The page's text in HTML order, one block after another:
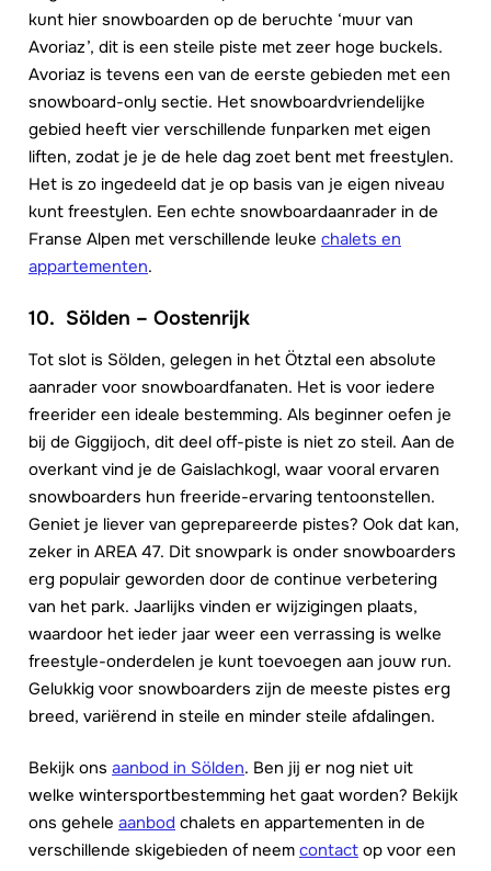
kunt hier snowboarden op de beruchte ‘muur van
Avoriaz’, dit is een steile piste met zeer hoge buckels.
Avoriaz is tevens een van de eerste gebieden met een
snowboard-only sectie. Het snowboardvriendelijke
gebied heeft vier verschillende funparken met eigen
liften, zodat je je de hele dag zoet bent met freestylen.
Het is zo ingedeeld dat je op basis van je eigen niveau
kunt freestylen. Een echte snowboardaanrader in de
Franse Alpen met verschillende leuke chalets en
appartementen.
10. Sölden – Oostenrijk
Tot slot is Sölden, gelegen in het Ötztal een absolute
aanrader voor snowboardfanaten. Het is voor iedere
freerider een ideale bestemming. Als beginner oefen je
bij de Giggijoch, dit deel off-piste is niet zo steil. Aan de
overkant vind je de Gaislachkogl, waar vooral ervaren
snowboarders hun freeride-ervaring tentoonstellen.
Geniet je liever van geprepareerde pistes? Ook dat kan,
zeker in AREA 47. Dit snowpark is onder snowboarders
erg populair geworden door de continue verbetering
van het park. Jaarlijks vinden er wijzigingen plaats,
waardoor het ieder jaar weer een verrassing is welke
freestyle-onderdelen je kunt toevoegen aan jouw run.
Gelukkig voor snowboarders zijn de meeste pistes erg
breed, variërend in steile en minder steile afdalingen.
Bekijk ons aanbod in Sölden. Ben jij er nog niet uit
welke wintersportbestemming het gaat worden? Bekijk
ons gehele aanbod chalets en appartementen in de
verschillende skigebieden of neem contact op voor een